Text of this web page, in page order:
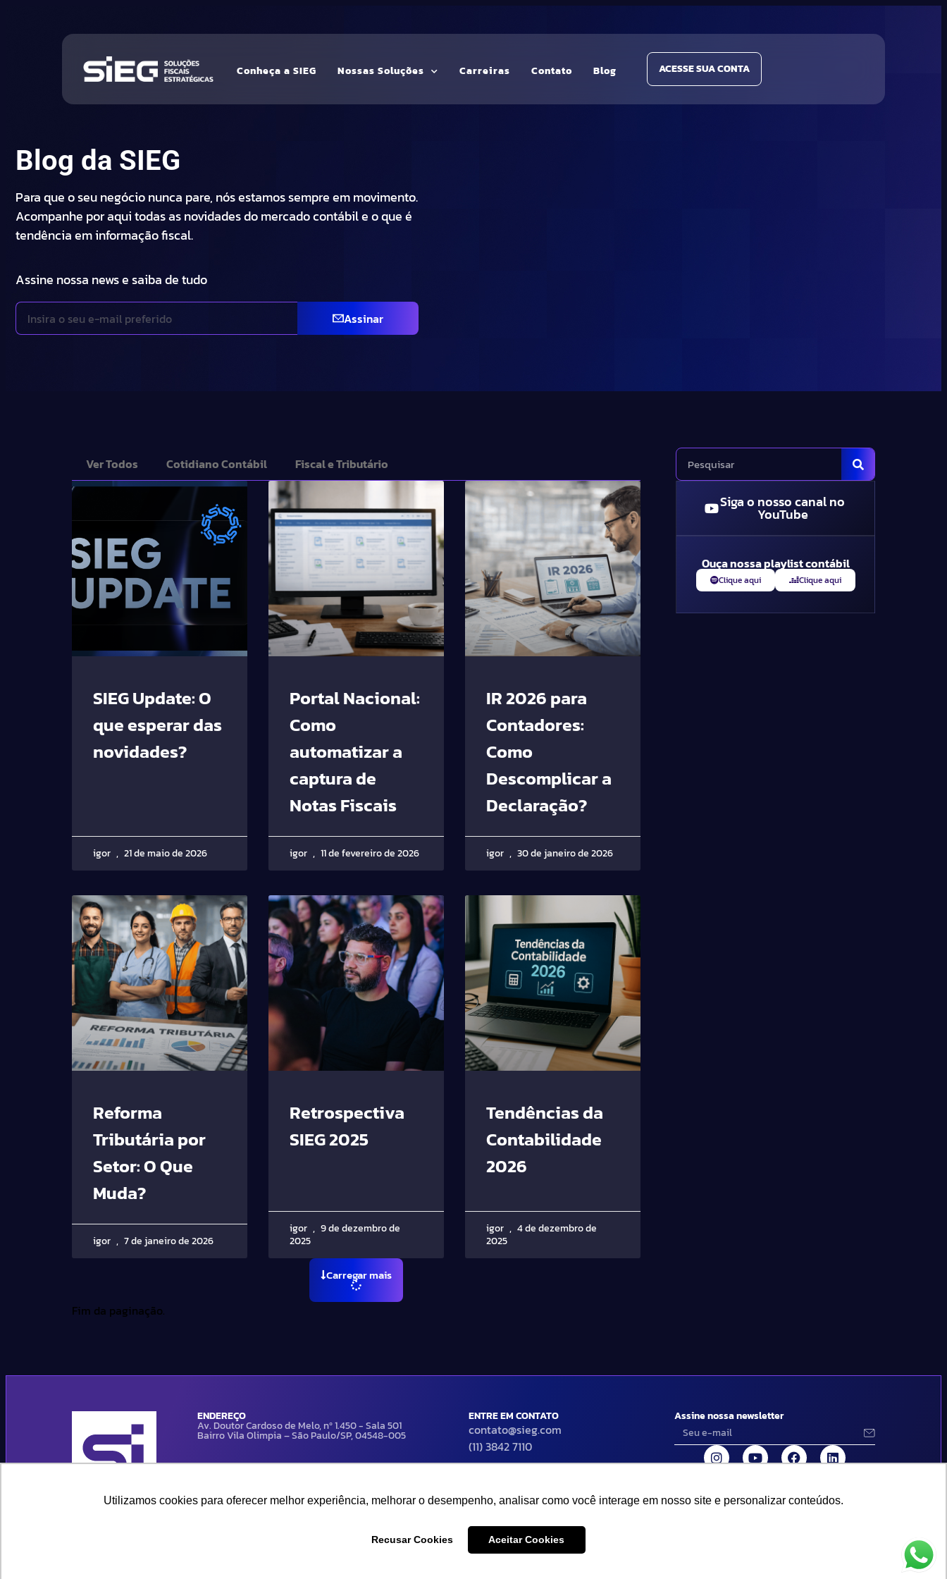
Utilizamos cookies para oferecer melhor experiência, melhorar o desempenho, analisar como você interage em nosso site e personalizar conteúdos.
Recusar Cookies Aceitar Cookies
Utilizamos cookies para oferecer melhor experiência, melhorar o desempenho, analisar como você interage em nosso site e personalizar conteúdos.
Recusar Cookies Aceitar Cookies
Conheça a SIEG Nossas Soluções Carreiras Contato Blog ACESSE SUA CONTA
Blog da SIEG
Para que o seu negócio nunca pare, nós estamos sempre em movimento.
Acompanhe por aqui todas as novidades do mercado contábil e o que é
tendência em informação fiscal.
Assine nossa news e saiba de tudo
Assinar
Ver Todos Cotidiano Contábil Fiscal e Tributário
SIEG Update: O
que esperar das
novidades?
igor 21 de maio de 2026
Portal Nacional:
Como
automatizar a
captura de
Notas Fiscais
igor 11 de fevereiro de 2026
IR 2026 para
Contadores:
Como
Descomplicar a
Declaração?
igor 30 de janeiro de 2026
Reforma
Tributária por
Setor: O Que
Muda?
igor 7 de janeiro de 2026
Retrospectiva
SIEG 2025
igor
9 de dezembro de
2025
Tendências da
Contabilidade
2026
igor
4 de dezembro de
2025
Carregar mais
Fim da paginação.
Siga o nosso canal no
YouTube
Ouça nossa playlist contábil
Clique aqui Clique aqui
ENDEREÇO
Av. Doutor Cardoso de Melo, nº 1.450 - Sala 501
Bairro Vila Olimpia – São Paulo/SP, 04548-005
ENTRE EM CONTATO
contato@sieg.com
(11) 3842 7110
Assine nossa newsletter
© 2024 SIEG Soluções Fiscais Estratégicas. Todos os direitos reservados | Termos de uso e política de